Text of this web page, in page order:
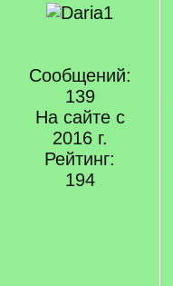
Сообщений:
139
На сайте с
2016 г.
Рейтинг:
194